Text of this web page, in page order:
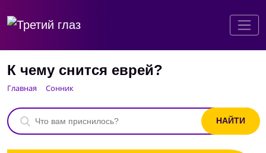
К чему снится еврей?
Главная Сонник